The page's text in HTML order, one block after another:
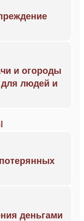
и огороды
людей и
деньгами